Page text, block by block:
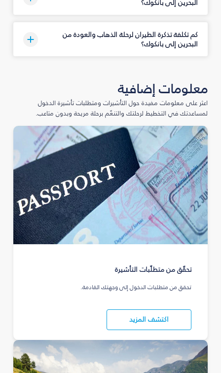
البحرين إلى بانكوك؟
كم تكلفة تذكرة الطيران لرحلة الذهاب والعودة من
البحرين إلى بانكوك؟
معلومات إضافية
اعثر على معلومات مفيدة حول التأشيرات ومتطلبات تأشيرة الدخول
لمساعدتك في التخطيط لرحلتك والتنعّم برحلة مريحة وبدون متاعب.
تحقّق من متطلّبات التأشيرة
تحقق من متطلبات الدخول إلى وجهتك القادمة.
اكتشف المزيد